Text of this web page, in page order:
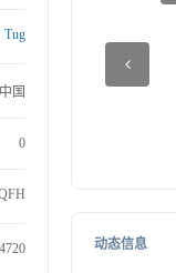
Tug
中国
0
动态信息